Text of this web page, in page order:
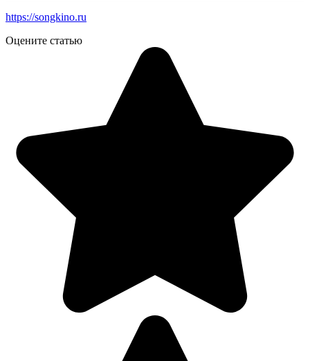
https://songkino.ru
Оцените статью